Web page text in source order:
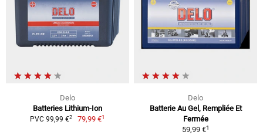
Delo
Batteries Lithium-Ion
PVC 99,99 €2 79,99 €1
Delo
Batterie Au Gel, Rempliée Et
Fermée
59,99 €1